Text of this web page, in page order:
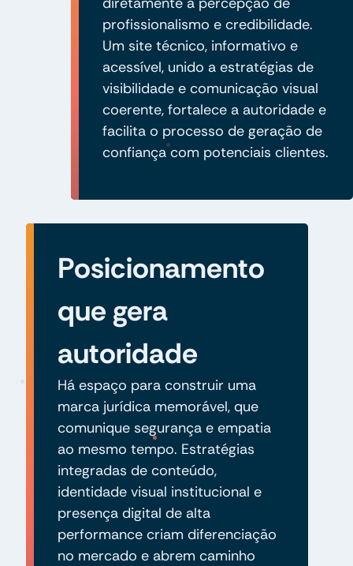
profissionalismo e credibilidade.
Um site técnico, informativo e
acessível, unido a estratégias de
visibilidade e comunicação visual
coerente, fortalece a autoridade e
facilita o processo de geração de
confiança com potenciais clientes.
Posicionamento
que gera
autoridade
Há espaço para construir uma
marca jurídica memorável, que
comunique segurança e empatia
ao mesmo tempo. Estratégias
integradas de conteúdo,
identidade visual institucional e
presença digital de alta
performance criam diferenciação
no mercado e abrem caminho